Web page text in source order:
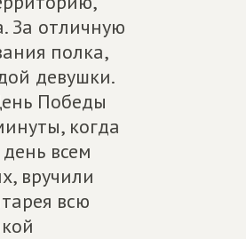
За отличную
полка,
девушки.
Победы
когда
всем
вручили
всю